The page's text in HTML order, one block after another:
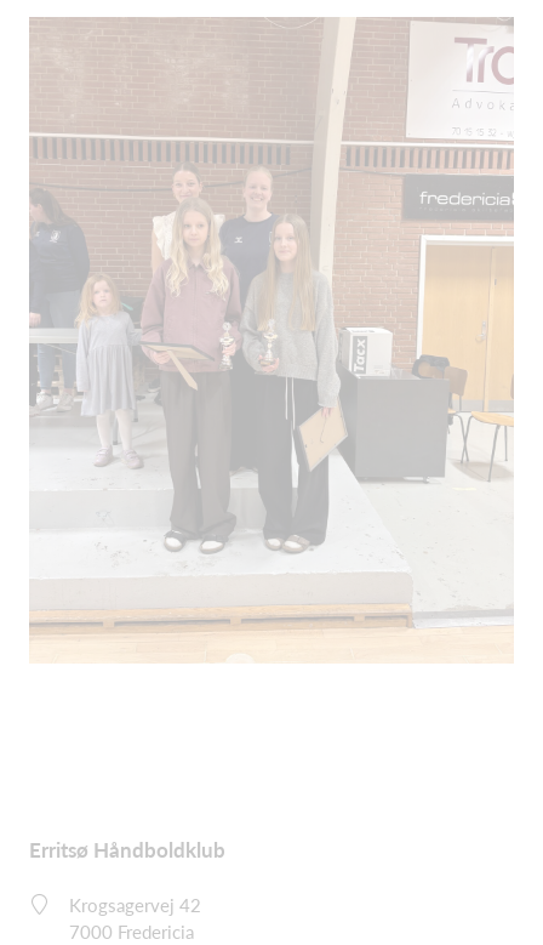
Erritsø Håndboldklub
Krogsagervej 42
7000 Fredericia